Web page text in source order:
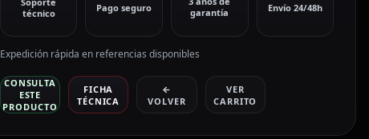
técnico
Pago seguro
garantía
Envío 24/48h
Expedición rápida en referencias disponibles
CONSULTA
ESTE
PRODUCTO
FICHA
TÉCNICA
←
VOLVER
VER
CARRITO